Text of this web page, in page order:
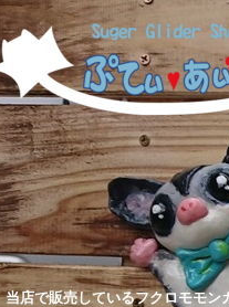
当店で販売しているフクロモモン